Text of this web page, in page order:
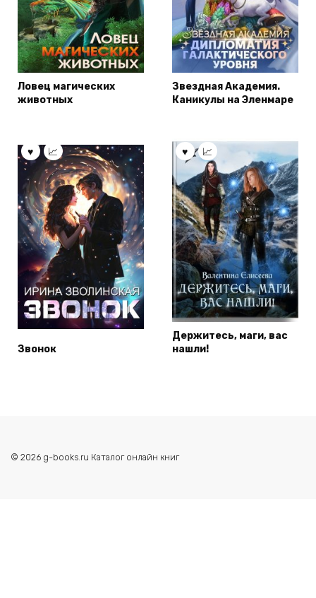
Ловец магических
животных
Звездная Академия.
Каникулы на Эленмаре
Звонок
Держитесь, маги, вас
нашли!
© 2026 g-books.ru Каталог онлайн книг